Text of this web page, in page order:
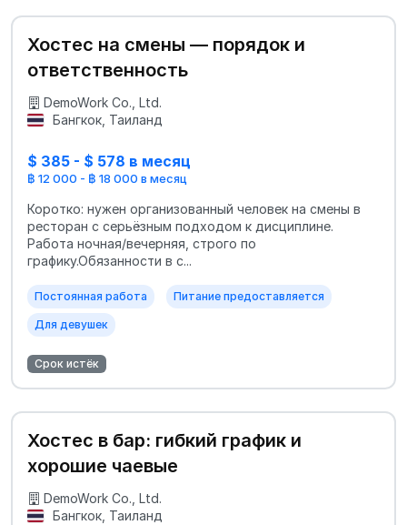
Хостес на смены — порядок и
ответственность
DemoWork Co., Ltd.
Бангкок, Таиланд
$ 385 - $ 578 в месяц
฿ 12 000 - ฿ 18 000 в месяц
Коротко: нужен организованный человек на смены в
ресторан с серьёзным подходом к дисциплине.
Работа ночная/вечерняя, строго по
графику.Обязанности в с...
Постоянная работа Питание предоставляется
Для девушек
Срок истёк
Хостес в бар: гибкий график и
хорошие чаевые
DemoWork Co., Ltd.
Бангкок, Таиланд